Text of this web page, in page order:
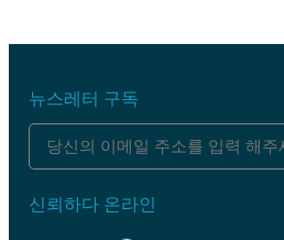
뉴스레터 구독
신뢰하다 온라인